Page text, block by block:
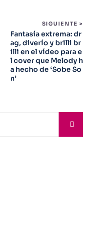
SIGUIENTE >
Fantasía extrema: dr
ag, diverío y brilli br
illi en el vídeo para e
l cover que Melody h
a hecho de ‘Sobe So
n’